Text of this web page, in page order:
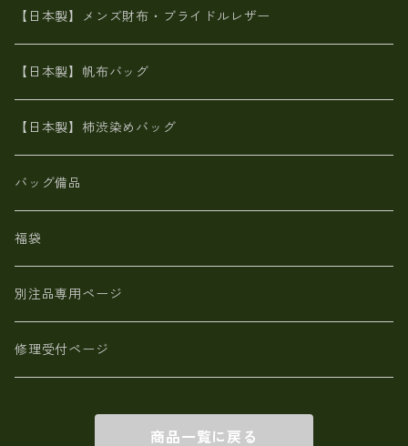
MAISON de HIROAN 【日本製】メンズ 財布
栃木レザー 【日本製】メンズ 財布
革小物・財布【日本製】メンズ レディース
【日本製】メンズ 財布 アザラシ革(シールスキン)
【日本製】メンズ財布・ブライドルレザー
【日本製】帆布バッグ
【日本製】柿渋染めバッグ
バッグ備品
福袋
別注品専用ページ
修理受付ページ
商品一覧に戻る